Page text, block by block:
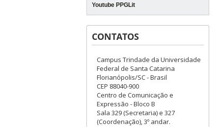
Youtube PPGLit
CONTATOS
Campus Trindade da Universidade
Federal de Santa Catarina
Florianópolis/SC - Brasil
CEP 88040-900
Centro de Comunicação e
Expressão - Bloco B
Sala 329 (Secretaria) e 327
(Coordenação), 3º andar.